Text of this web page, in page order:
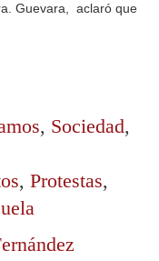
Guevara, aclaró que
, Sociedad,
, Protestas,